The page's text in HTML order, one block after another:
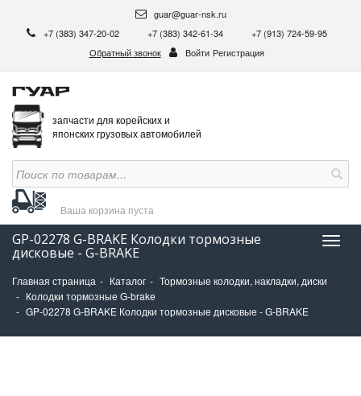
guar@guar-nsk.ru
+7 (383) 347-20-02
+7 (383) 342-61-34
+7 (913) 724-59-95
Обратный звонок
Войти Регистрация
запчасти для корейских и
японских грузовых автомобилей
Ваша корзина пуста
GP-02278 G-BRAKE Колодки тормозные
дисковые - G-BRAKE
Главная страница Каталог
Тормозные колодки, накладки, диски
Колодки тормозные G-brake
GP-02278 G-BRAKE Колодки тормозные дисковые - G-BRAKE